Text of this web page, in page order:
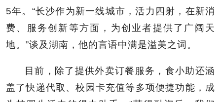
5年。“长沙作为新一线城市，活力四射，在新消
费、服务创新等方面，为创业者提供了广阔天
地。”谈及湖南，他的言语中满是溢美之词。
目前，除了提供外卖订餐服务，食小助还涵
盖了快递代取、校园卡充值等多项便捷功能，成